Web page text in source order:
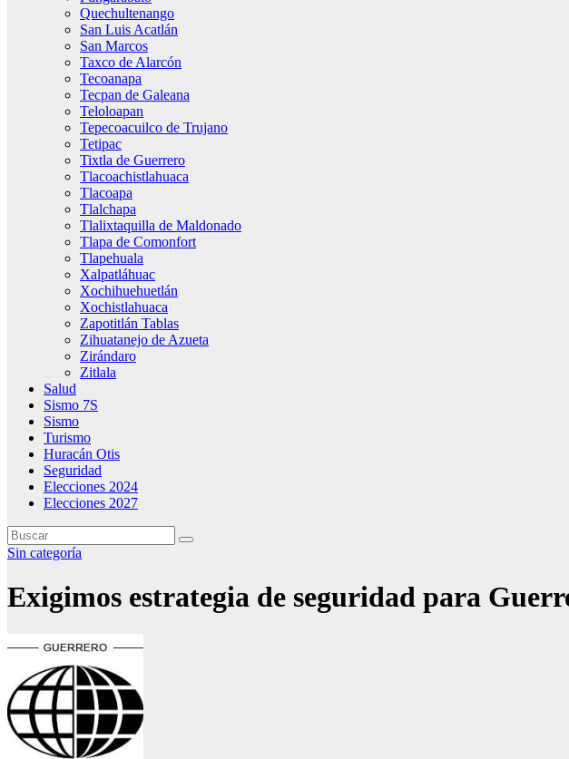
Quechultenango
San Luis Acatlán
San Marcos
Taxco de Alarcón
Tecoanapa
Tecpan de Galeana
Teloloapan
Tepecoacuilco de Trujano
Tetipac
Tixtla de Guerrero
Tlacoachistlahuaca
Tlacoapa
Tlalchapa
Tlalixtaquilla de Maldonado
Tlapa de Comonfort
Tlapehuala
Xalpatláhuac
Xochihuehuetlán
Xochistlahuaca
Zapotitlán Tablas
Zihuatanejo de Azueta
Zirándaro
Zitlala
Salud
Sismo 7S
Sismo
Turismo
Huracán Otis
Seguridad
Elecciones 2024
Elecciones 2027
Sin categoría
Exigimos estrategia de seguridad para